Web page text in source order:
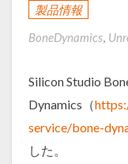
製品情報
BoneDynamics,
Silicon Studio
Dynamics（
service/bone-
した。